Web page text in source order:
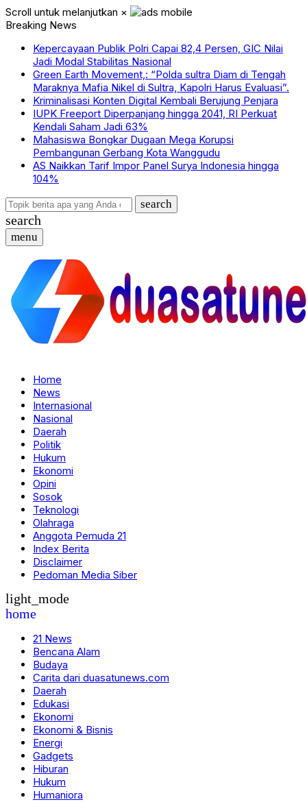
Scroll untuk melanjutkan ×
Breaking News
Kepercayaan Publik Polri Capai 82,4 Persen, GIC Nilai
Jadi Modal Stabilitas Nasional
Green Earth Movement,: “Polda sultra Diam di Tengah
Maraknya Mafia Nikel di Sultra, Kapolri Harus Evaluasi”.
Kriminalisasi Konten Digital Kembali Berujung Penjara
IUPK Freeport Diperpanjang hingga 2041, RI Perkuat
Kendali Saham Jadi 63%
Mahasiswa Bongkar Dugaan Mega Korupsi
Pembangunan Gerbang Kota Wanggudu
AS Naikkan Tarif Impor Panel Surya Indonesia hingga
104%
search
search
menu
Home
News
Internasional
Nasional
Daerah
Politik
Hukum
Ekonomi
Opini
Sosok
Teknologi
Olahraga
Anggota Pemuda 21
Index Berita
Disclaimer
Pedoman Media Siber
light_mode
home
21 News
Bencana Alam
Budaya
Carita dari duasatunews.com
Daerah
Edukasi
Ekonomi
Ekonomi & Bisnis
Energi
Gadgets
Hiburan
Hukum
Humaniora